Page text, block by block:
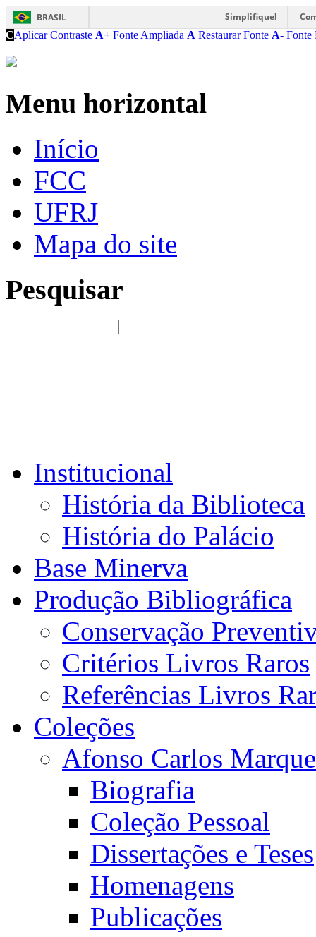
BRASIL Simplifique!
CAplicar Contraste A+ Fonte Ampliada A Restaurar Fonte A- Fonte
Menu horizontal
Início
FCC
UFRJ
Mapa do site
Pesquisar
Institucional
História da Biblioteca
História do Palácio
Base Minerva
Produção Bibliográfica
Conservação
Critérios Livros Raros
Referências Livros
Coleções
Afonso Carlos
Biografia
Coleção Pessoal
Dissertações e Teses
Homenagens
Publicações